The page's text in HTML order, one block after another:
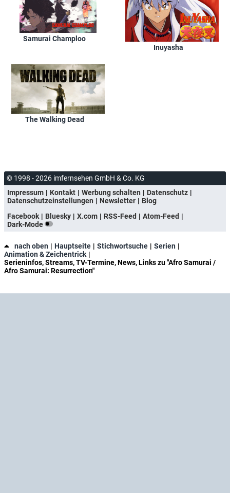
Samurai Champloo
Inuyasha
The Walking Dead
© 1998 - 2026 imfernsehen GmbH & Co. KG
Impressum
Kontakt Werbung schalten
Datenschutz
Datenschutzeinstellungen
Newsletter
Blog
Facebook
Bluesky X.com RSS-Feed
Atom-Feed
Dark-Mode
nach oben Hauptseite Stichwortsuche
Serien
Animation & Zeichentrick
Serieninfos, Streams, TV-Termine, News, Links zu "Afro Samurai /
Afro Samurai: Resurrection"